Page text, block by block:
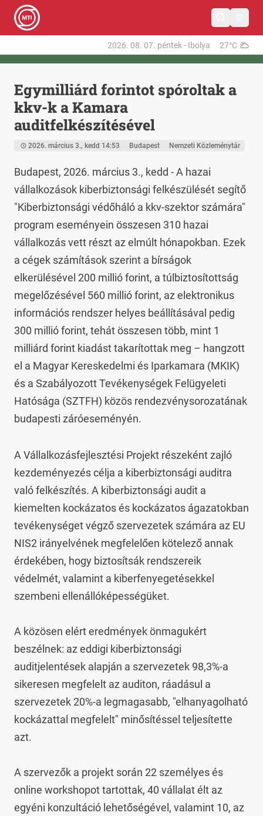
2026. 08. 07. péntek- Ibolya 27°C
Egymilliárd forintot spóroltak a
kkv-k a Kamara
auditfelkészítésével
2026. március 3., kedd 14:53 Budapest Nemzeti Közleménytár
Budapest, 2026. március 3., kedd - A hazai
vállalkozások kiberbiztonsági felkészülését segítő
"Kiberbiztonsági védőháló a kkv-szektor számára"
program eseményein összesen 310 hazai
vállalkozás vett részt az elmúlt hónapokban. Ezek
a cégek számítások szerint a bírságok
elkerülésével 200 millió forint, a túlbiztosítottság
megelőzésével 560 millió forint, az elektronikus
információs rendszer helyes beállításával pedig
300 millió forint, tehát összesen több, mint 1
milliárd forint kiadást takarítottak meg – hangzott
el a Magyar Kereskedelmi és Iparkamara (MKIK)
és a Szabályozott Tevékenységek Felügyeleti
Hatósága (SZTFH) közös rendezvénysorozatának
budapesti záróeseményén.
A Vállalkozásfejlesztési Projekt részeként zajló
kezdeményezés célja a kiberbiztonsági auditra
való felkészítés. A kiberbiztonsági audit a
kiemelten kockázatos és kockázatos ágazatokban
tevékenységet végző szervezetek számára az EU
NIS2 irányelvének megfelelően kötelező annak
érdekében, hogy biztosítsák rendszereik
védelmét, valamint a kiberfenyegetésekkel
szembeni ellenállóképességüket.
A közösen elért eredmények önmagukért
beszélnek: az eddigi kiberbiztonsági
auditjelentések alapján a szervezetek 98,3%-a
sikeresen megfelelt az auditon, ráadásul a
szervezetek 20%-a legmagasabb, "elhanyagolható
kockázattal megfelelt" minősítéssel teljesítette
azt.
A szervezők a projekt során 22 személyes és
online workshopot tartottak, 40 vállalat élt az
egyéni konzultáció lehetőségével, valamint 10, az